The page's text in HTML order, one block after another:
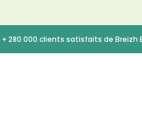
+ 280 000 clients satisfaits de Breizh